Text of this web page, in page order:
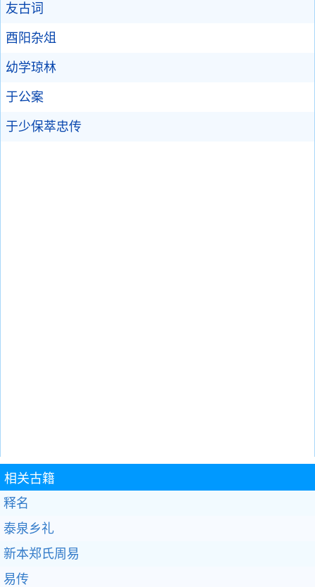
友古词
酉阳杂俎
幼学琼林
于公案
于少保萃忠传
相关古籍
释名
泰泉乡礼
新本郑氏周易
易传